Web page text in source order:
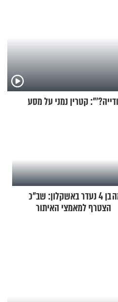
קטרין נמני על מסע
בן 4 נעדר באשקלון: שב"כ
הצטרף למאמצי האיתור